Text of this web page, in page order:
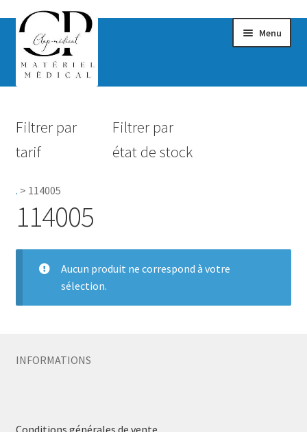
Menu
Hygiène
Accessoires Salle de bain
Pro.
Filtrer par
tarif
Filtrer par
état de stock
. > 114005
114005
Aucun produit ne correspond à votre
sélection.
INFORMATIONS
Conditions générales de vente